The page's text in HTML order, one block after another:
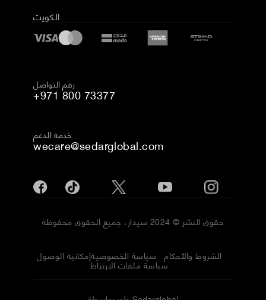
الكويت
رقم التواصل
+971 800 73377
خدمة الدعم
wecare@sedarglobal.com
حقوق النشر © 2024 سيدار، جميع الحقوق محفوظة
إمكانية الوصولسياسة الخصوصية الشروط والأحكام
سياسة ملفات الارتباط